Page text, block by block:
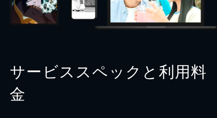
サービススペックと利用料
金